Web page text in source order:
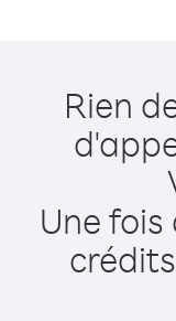
Rien
Une fois